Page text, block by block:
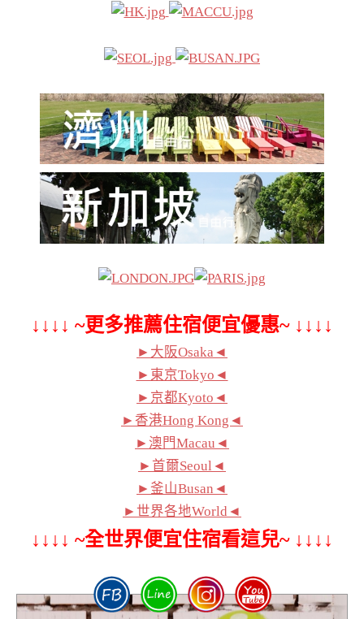
↓↓↓↓ ~更多推薦住宿便宜優惠~ ↓↓↓↓
►大阪Osaka◄
►東京Tokyo◄
►京都Kyoto◄
►香港Hong Kong◄
►澳門Macau◄
►首爾Seoul◄
►釜山Busan◄
►世界各地World◄
↓↓↓↓ ~全世界便宜住宿看這兒~ ↓↓↓↓